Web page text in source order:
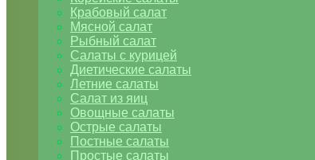
Крабовый салат
Мясной салат
Рыбный салат
Салаты с курицей
Диетические салаты
Летние салаты
Салат из яиц
Овощные салаты
Острые салаты
Постные салаты
Простые салаты